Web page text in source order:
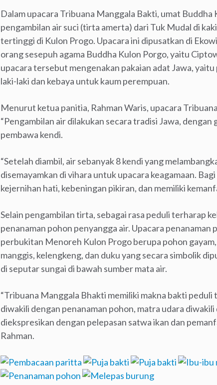
Dalam upacara Tribuana Manggala Bakti, umat
pengambilan air suci (tirta amerta) dari Tuk Mudal di
tertinggi di Kulon Progo. Upacara ini dipusatkan di
orang sesepuh agama Buddha Kulon Porgo, yaitu
upacara tersebut mengenakan pakaian adat Jawa,
laki-laki dan kebaya untuk kaum perempuan.
Menurut ketua panitia, Rahman Waris, upacara
“Pengambilan air dilakukan secara tradisi Jawa,
pembawa kendi.
“Setelah diambil, air sebanyak 8 kendi yang
disemayamkan di vihara untuk upacara keagamaan.
kejernihan hati, kebeningan pikiran, dan memiliki
Selain pengambilan tirta, sebagai rasa peduli terharap
penanaman pohon penyangga air. Upacara
perbukitan Menoreh Kulon Progo berupa pohon
manggis, kelengkeng, dan duku yang secara simbolik
di seputar sungai di bawah sumber mata air.
“Tribuana Manggala Bhakti memiliki makna bakti
diwakili dengan penanaman pohon, matra udara
diekspresikan dengan pelepasan satwa ikan dan
Rahman.